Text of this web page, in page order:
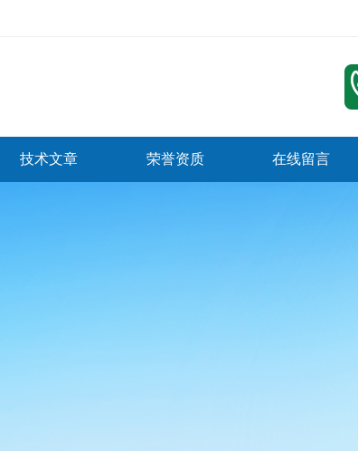
技术文章 荣誉资质 在线留言